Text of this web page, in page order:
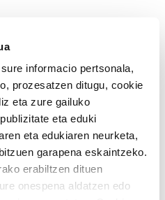
sure informacio pertsonala,
prozesatzen ditugu, cookie
eta zure gailuko
eta eduki
eta edukiaren neurketa,
garapena eskaintzeko.
erabiltzen dituen
onespena aldatzen edo